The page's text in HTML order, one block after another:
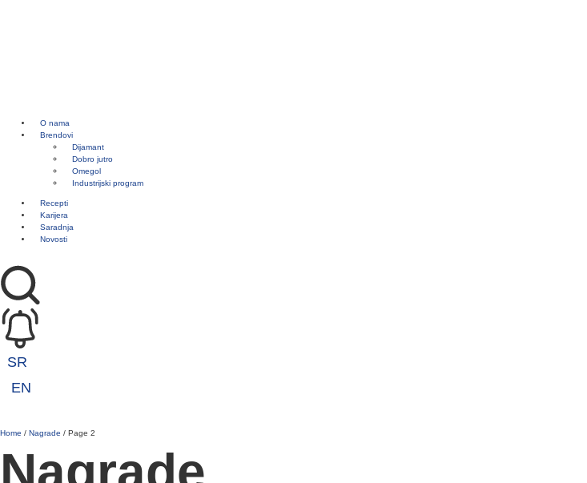
O nama
Brendovi
Dijamant
Dobro jutro
Omegol
Industrijski program
Recepti
Karijera
Saradnja
Novosti
SR
EN
Home / Nagrade / Page 2